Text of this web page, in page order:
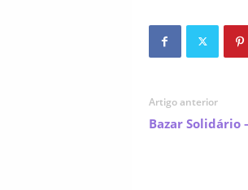
Artigo anterior
Bazar Solidário